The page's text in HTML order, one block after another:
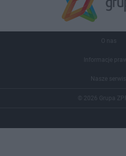
O nas
Informacje
Nasze
© 2026 Grupa